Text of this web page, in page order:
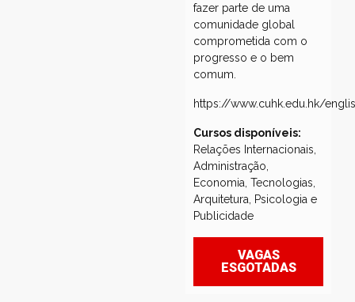
fazer parte de uma
comunidade global
comprometida com o
progresso e o bem
comum.
https://www.cuhk.edu.hk/
Cursos disponíveis:
Relações Internacionais,
Administração,
Economia, Tecnologias,
Arquitetura, Psicologia e
Publicidade
VAGAS
ESGOTADAS